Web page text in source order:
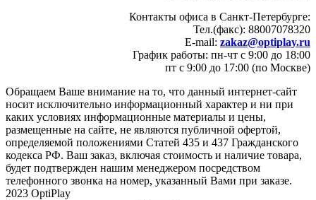
Контакты офиса в Санкт-Петербурге:
Тел.(факс): 88007078320
E-mail: zakaz@optiplay.ru
График работы: пн-чт с 9:00 до 18:00
пт с 9:00 до 17:00 (по Москве)
Обращаем Ваше внимание на то, что данный интернет-сайт
носит исключительно информационный характер и ни при
каких условиях информационные материалы и цены,
размещенные на сайте, не являются публичной офертой,
определяемой положениями Статей 435 и 437 Гражданского
кодекса РФ. Ваш заказ, включая стоимость и наличие товара,
будет подтвержден нашим менеджером посредством
телефонного звонка на номер, указанный Вами при заказе.
2023 OptiPlay